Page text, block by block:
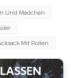
Und Mädchen
Mit Rollen